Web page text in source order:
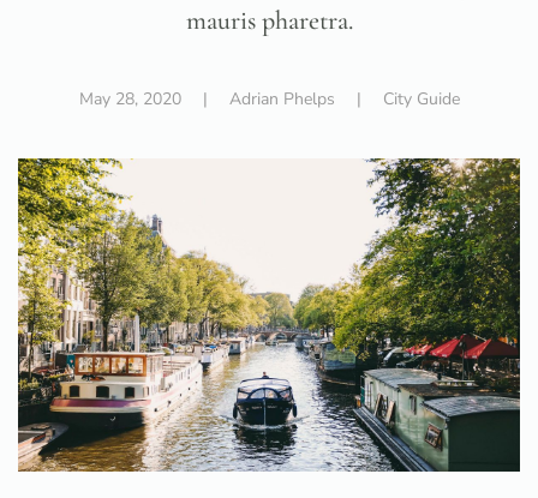
mauris pharetra.
May 28, 2020| Adrian Phelps | City Guide